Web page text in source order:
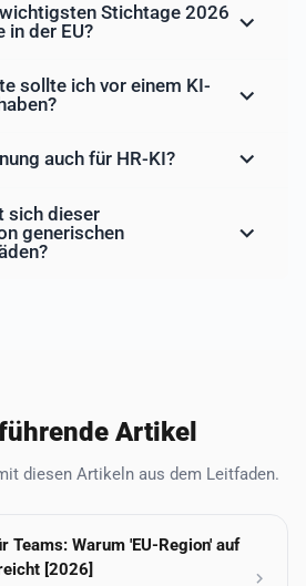
Stichtage 2026
in der EU?
sollte ich vor einem KI-
auch für HR-KI?
sich dieser
generischen
Artikel
diesen Artikeln aus dem Leitfaden.
Teams: Warum 'EU-Region' auf
[2026]